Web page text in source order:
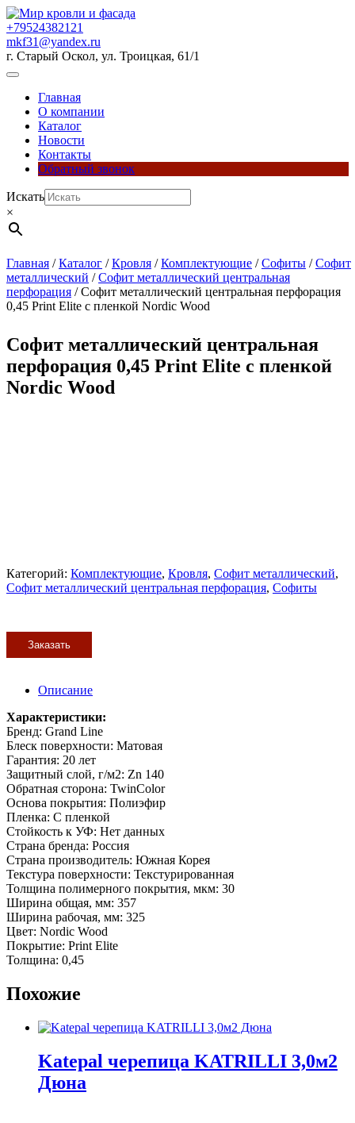
Перейти
к
содержимому
+79524382121
mkf31@yandex.ru
г. Старый Оскол, ул. Троицкая, 61/1
Кнопка
ОткрытьГлавная
О компании
Каталог
Новости
Контакты
Обратный звонок
Кнопка
Закрыть
Искать
×
Главная /Каталог /Кровля /Комплектующие /Софиты /Софит
металлический /Софит металлический центральная
перфорация / Софит металлический центральная перфорация
0,45 Print Elite с пленкой Nordic Wood
Софит металлический центральная
перфорация 0,45 Print Elite с пленкой
Nordic Wood
Категорий: Комплектующие, Кровля, Софит металлический,
Софит металлический центральная перфорация, Софиты
Заказать
Описание
Характеристики:
Бренд: Grand Line
Блеск поверхности: Матовая
Гарантия: 20 лет
Защитный слой, г/м2: Zn 140
Обратная сторона: TwinColor
Основа покрытия: Полиэфир
Пленка: С пленкой
Стойкость к УФ: Нет данных
Страна бренда: Россия
Страна производитель: Южная Корея
Текстура поверхности: Текстурированная
Толщина полимерного покрытия, мкм: 30
Ширина общая, мм: 357
Ширина рабочая, мм: 325
Цвет: Nordic Wood
Покрытие: Print Elite
Толщина: 0,45
Похожие
Katepal черепица KATRILLI 3,0м2
Дюна